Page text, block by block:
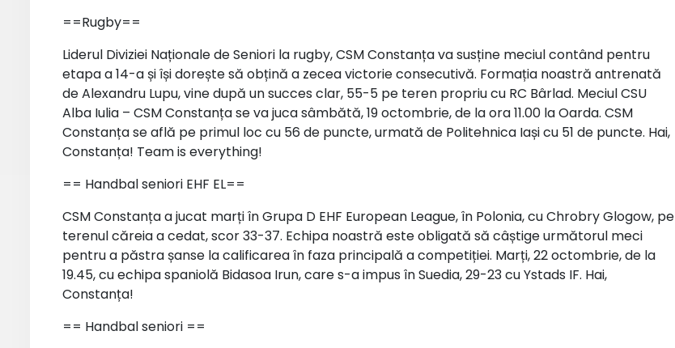
==Rugby==
Liderul Diviziei Naționale de Seniori la rugby, CSM Constanța va susține meciul contând pentru
etapa a 14-a și își dorește să obțină a zecea victorie consecutivă. Formația noastră antrenată
de Alexandru Lupu, vine după un succes clar, 55-5 pe teren propriu cu RC Bârlad. Meciul CSU
Alba Iulia – CSM Constanța se va juca sâmbătă, 19 octombrie, de la ora 11.00 la Oarda. CSM
Constanța se află pe primul loc cu 56 de puncte, urmată de Politehnica Iași cu 51 de puncte. Hai,
Constanța! Team is everything!
== Handbal seniori EHF EL==
CSM Constanța a jucat marți în Grupa D EHF European League, în Polonia, cu Chrobry Glogow, pe
terenul căreia a cedat, scor 33-37. Echipa noastră este obligată să câștige următorul meci
pentru a păstra șanse la calificarea în faza principală a competiției. Marți, 22 octombrie, de la
19.45, cu echipa spaniolă Bidasoa Irun, care s-a impus în Suedia, 29-23 cu Ystads IF. Hai,
Constanța!
== Handbal seniori ==